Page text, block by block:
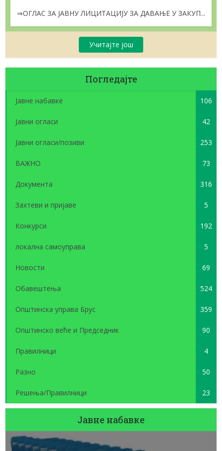
⇒ОГЛАС ЗА ЈАВНУ ЛИЦИТАЦИЈУ ЗА ДАВАЊЕ У ЗАКУП...
Учитајте још
Погледајте
Јавне набавке 106
Јавни огласи 42
Јавни огласи/позиви 253
ВАЖНО 73
Документа 316
Захтеви и пријаве 5
Конкурси 192
локална самоуправа 5
Новости 69
Обавештења 524
Општинска управа Брус 359
Општинско веће и Председник 90
Правилници 4
Разно 50
Решења/Правилници 23
Јавне набавке